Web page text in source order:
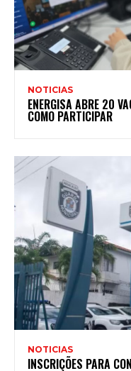
NOTICIAS
ENERGISA ABRE 20
COMO PARTICIPAR
NOTICIAS
INSCRIÇÕES PARA